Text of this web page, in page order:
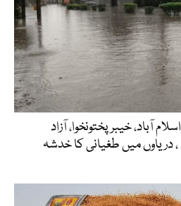
اسلام آباد، خیبرپختونخوا، آزاد
دریاوں میں طغیانی کا خدشہ